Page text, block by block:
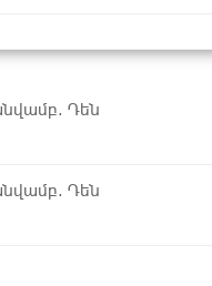
Դեն
Դեն